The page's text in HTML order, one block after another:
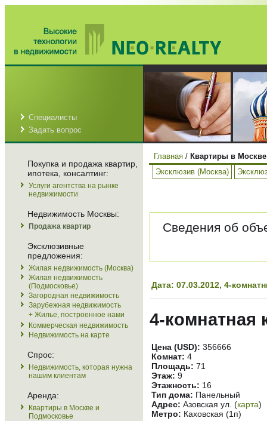
Специалисты
Задать вопрос
Покупка и продажа квартир,
ипотека, консалтинг:
Услуги агентства на рынке
недвижимости
Недвижимость Москвы:
Продажа квартир
Эксклюзивные
предложения:
Жилая недвижимость (Москва)
Жилая недвижимость
(Подмосковье)
Загородная недвижимость
Зарубежная недвижимость
+ Жилье, построенное нами
Коммерческая недвижимость
Недвижимость на карте
Спрос:
Недвижимость, которая нужна
нашим клиентам
Аренда:
Квартиры в Москве и
Подмосковье
Главная / Квартиры в
Эксклюзив (Москва)
Сведения об
Дата: 07.03.2012, 4-
4-комнатная
Цена (USD): 356666
Комнат: 4
Площадь: 71
Этаж: 9
Этажность: 16
Тип дома: Панельный
Адрес: Азовская ул. (карта)
Метро: Каховская (1п)